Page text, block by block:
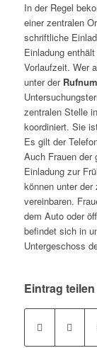
In der Regel
einer zentralen
schriftliche
Einladung
Vorlaufzeit. Wer
unter der
zentralen Stelle
koordiniert. Sie
Es gilt der
Auch Frauen der
Einladung zur
können unter der
vereinbaren.
dem Auto oder
befindet sich in
Untergeschoss
Eintrag teilen